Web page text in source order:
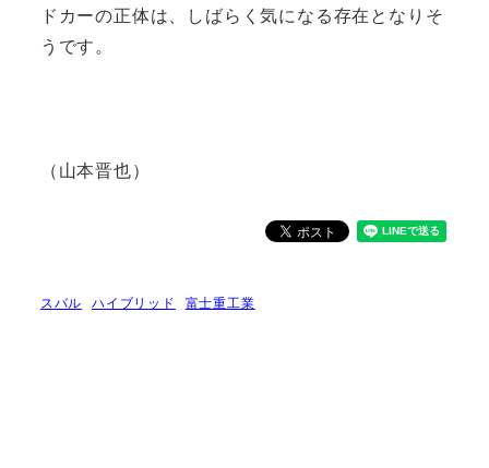
ドカーの正体は、しばらく気になる存在となりそ
うです。
（山本晋也）
スバル ハイブリッド 富士重工業